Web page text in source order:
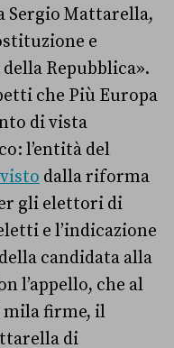
Sergio Mattarella,
e
Repubblica».
che Più Europa
di vista
l’entità del
dalla riforma
gli elettori di
e l’indicazione
candidata alla
l’appello, che al
mila firme, il
di